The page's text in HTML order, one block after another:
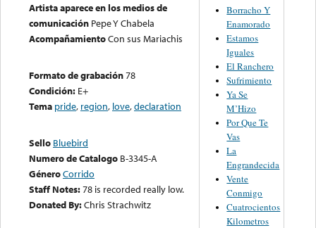
Artista aparece en los medios de
comunicación Pepe Y Chabela
AcompañamientoCon sus Mariachis
Formato de grabación78
Condición: E+
Tema pride, region, love,declaration
Sello Bluebird
Numero de Catalogo B-3345-A
GéneroCorrido
Staff Notes:78 is recorded really low.
Donated By:Chris Strachwitz
Borracho Y
Enamorado
Estamos
Iguales
El Ranchero
Sufrimiento
Ya Se
M’Hizo
Por Que Te
Vas
La
Engrandecida
Vente
Conmigo
Cuatrocientos
Kilometros